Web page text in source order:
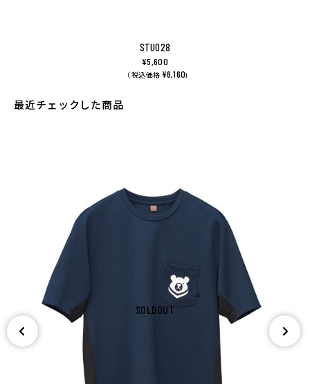
STU028
¥5,600
（ 税込価格 ¥6,160)
最近チェックした商品
SOLDOUT